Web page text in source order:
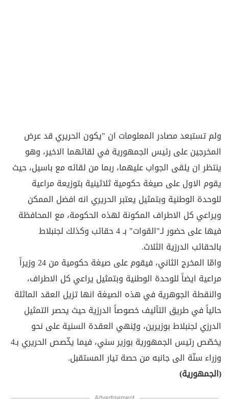
ولم تستبعد مصادر المعلومات ان "يكون الحريري قد عرض
المخرجين على رئيس الجمهورية في لقائهما الاخير، وهو
ينتظر ان يلقى الجواب عليهما، ربما من لقائه مع باسيل، حيث
يقوم الاول على صيغة حكومية ثلاثينية بتوزيعة مراعية
للوحدة الوطنية وبتمثيل يعتبر الحريري انه افضل الممكن
ويراعي كل الاطراف المكونة لهذه الحكومة، مع المحافظة
فيها على حضور لـ"القوات" بـ 4 حقائب وكذلك لجنبلاط
بالحقائب الدرزية الثلاث.
وامّا المخرج الثاني، فيقوم على صيغة حكومية من 24 وزيراً
مراعية ايضاً للوحدة الوطنية وبتمثيل يراعي كل الاطراف،
والنقطة الجوهرية في هذه الصيغة انها تزيل العقد الماثلة
حالياً في طريق التأليف خصوصاً الدرزية حيث يحصر التمثيل
الدرزي لجنبلاط بوزيرين، ويُنهي العقدة السنية على نحو
يخصّص رئيس الجمهورية بوزير سني، فيما يخّصص الحريري بـ4
وزراء سنّة الى جانبه من حصة تيار المستقبل.
(الجمهورية)